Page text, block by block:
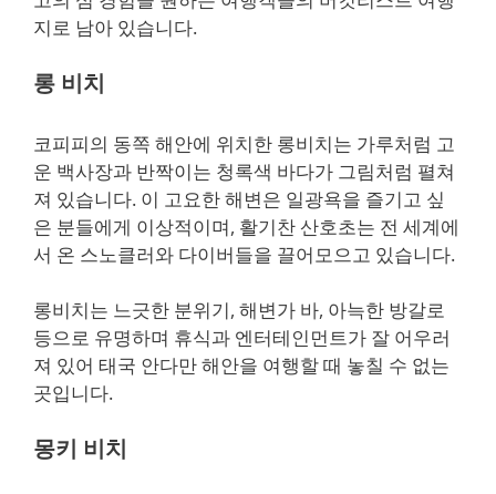
지로 남아 있습니다.
롱 비치
코피피의 동쪽 해안에 위치한 롱비치는 가루처럼 고
운 백사장과 반짝이는 청록색 바다가 그림처럼 펼쳐
져 있습니다. 이 고요한 해변은 일광욕을 즐기고 싶
은 분들에게 이상적이며, 활기찬 산호초는 전 세계에
서 온 스노클러와 다이버들을 끌어모으고 있습니다.
롱비치는 느긋한 분위기, 해변가 바, 아늑한 방갈로
등으로 유명하며 휴식과 엔터테인먼트가 잘 어우러
져 있어 태국 안다만 해안을 여행할 때 놓칠 수 없는
곳입니다.
몽키 비치